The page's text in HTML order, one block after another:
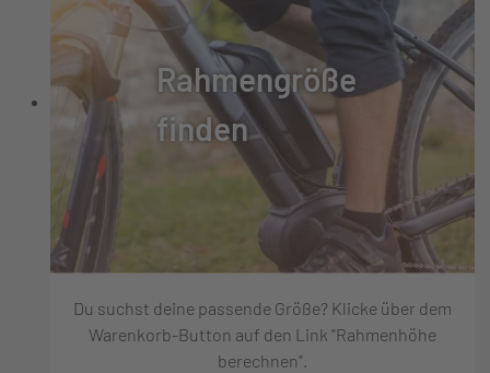
Rahmengröße
finden
Du suchst deine passende Größe? Klicke über dem
Warenkorb-Button auf den Link "Rahmenhöhe
berechnen".